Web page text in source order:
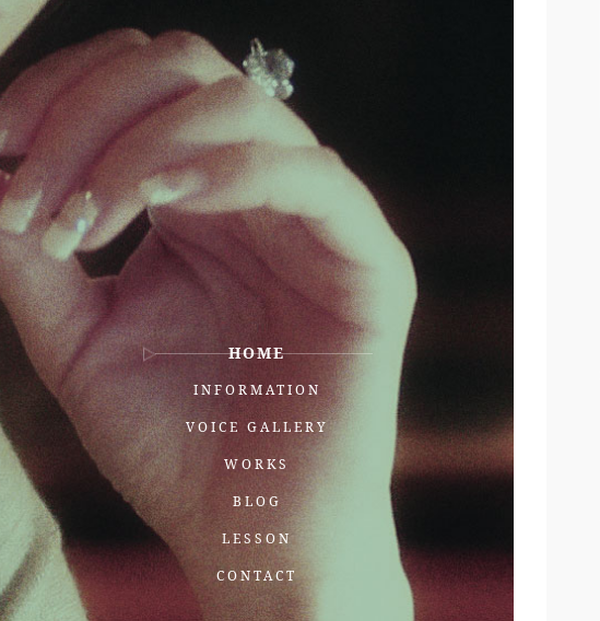
HOME
INFORMATION
VOICE GALLERY
WORKS
BLOG
LESSON
CONTACT